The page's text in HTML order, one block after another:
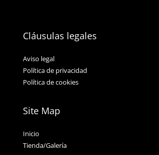
Cláusulas legales
Aviso legal
Política de privacidad
Política de cookies
Site Map
Inicio
Tienda/Galería